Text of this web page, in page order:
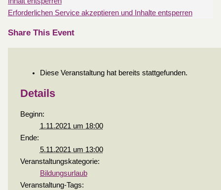
Erforderlichen Service akzeptieren und Inhalte entsperren
Share This Event
Diese Veranstaltung hat bereits stattgefunden.
Details
Beginn:
1.11.2021 um 18:00
Ende:
5.11.2021 um 13:00
Veranstaltungskategorie:
Bildungsurlaub
Veranstaltung-Tags: